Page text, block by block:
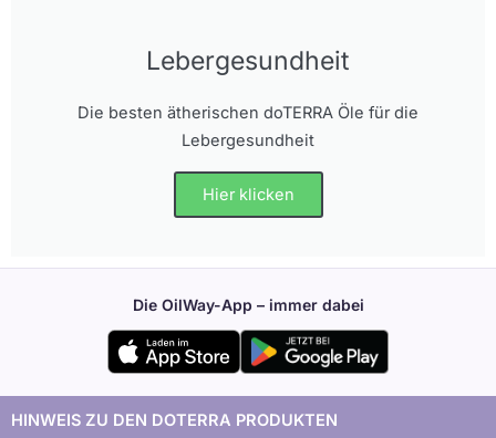
Lebergesundheit
Die besten ätherischen doTERRA Öle für die
Lebergesundheit
Hier klicken
Die OilWay-App – immer dabei
HINWEIS ZU DEN DOTERRA PRODUKTEN